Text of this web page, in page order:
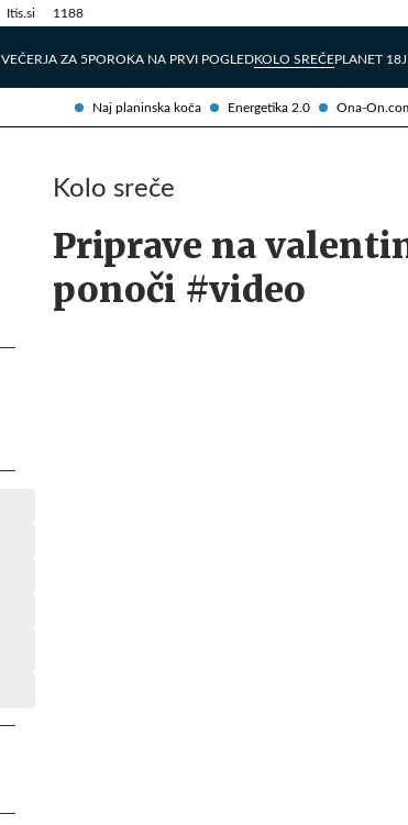
Naj planinska koča Energetika 2.0 Ona-
Itis.si 1188
VEČERJA ZA 5POROKA NA PRVI POGLEDKOLO SREČEPLANET 18
Tehnik
Kolo sreče
Priprave na
ponoči #video